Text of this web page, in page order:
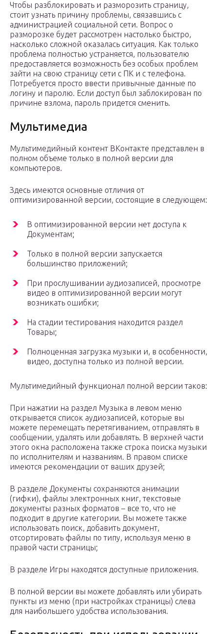
Чтобы разблокировать и разморозить страницу,
стоит узнать причину проблемы, связавшись с
администрацией социальной сети. Вопрос о
разморозке будет рассмотрен настолько быстро,
насколько сложной оказалась ситуация. Как только
проблема полностью устраняется, пользователю
предоставляется возможность без особых проблем
зайти на свою страницу сети с ПК и с телефона.
Потребуется просто ввести привычные данные по
логину и паролю. Если доступ был заблокирован по
причине взлома, пароль придется сменить.
Мультимедиа
Мультимедийный контент ВКонтакте представлен в
полном объеме только в полной версии для
компьютеров.
Здесь имеются основные отличия от
оптимизированной версии, состоящие в следующем:
В оптимизированной версии нет доступа к
Документам;
Только в полной версии запускается
большинство приложений;
При прослушивании аудиозаписей, просмотре
видео в оптимизированной версии могут
возникать ошибки;
На стадии тестирования находится раздел
Товары;
Полноценная загрузка музыки и, в особенности,
видео, доступна только из полной версии.
Мультимедийный функционал полной версии таков:
При нажатии на раздел Музыка в левом меню
открывается список аудиозаписей, которые вы
можете перемещать перетягиванием, отправлять в
сообщении, удалять или добавлять. В верхней части
этого окна расположена также строка поиска музыки
по исполнителям и названиям. В правом списке
имеются рекомендации от ваших друзей;
В разделе Документы сохраняются анимации
(гифки), файлы электронных книг, текстовые
документы разных форматов – все то, что не
подходит в другие категории. Вы можете также
использовать поиск, добавить документ,
отсортировать файлы по типу, используя меню в
правой части страницы;
В разделе Игры находятся доступные приложения.
В полной версии вы можете добавлять или убирать
пункты из меню (при настройках страницы) слева
для наибольшего удобства использования.